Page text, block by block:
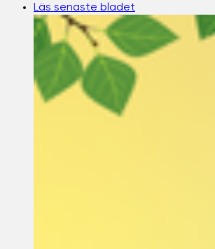
Läs senaste bladet